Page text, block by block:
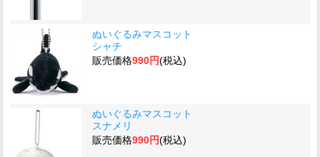
ぬいぐるみマスコット
シャチ
販売価格990円(税込)
ぬいぐるみマスコット
スナメリ
販売価格990円(税込)